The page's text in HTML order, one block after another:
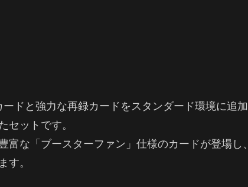
ドと強力な再録カードをスタンダード環境に追加
セットです。
な「ブースターファン」仕様のカードが登場し、
す。